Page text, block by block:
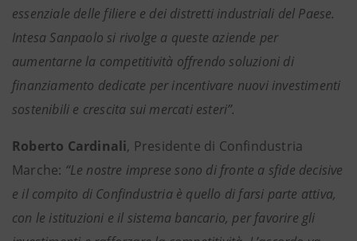
essenziale delle filiere e dei distretti industriali del Paese.
Intesa Sanpaolo si rivolge a queste aziende per
aumentarne la competitività offrendo soluzioni di
finanziamento dedicate per incentivare nuovi investimenti
sostenibili e crescita sui mercati esteri”.
Roberto Cardinali, Presidente di Confindustria
Marche: “Le nostre imprese sono di fronte a sfide decisive
e il compito di Confindustria è quello di farsi parte attiva,
con le istituzioni e il sistema bancario, per favorire gli